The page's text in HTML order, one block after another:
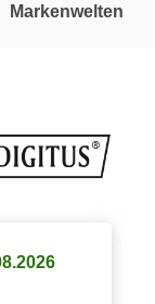
Markenwelten